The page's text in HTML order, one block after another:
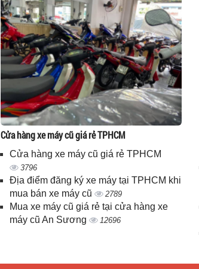
Cửa hàng xe máy cũ giá rẻ TPHCM
Cửa hàng xe máy cũ giá rẻ TPHCM
3796
Địa điểm đăng ký xe máy tại TPHCM khi
mua bán xe máy cũ
2789
Mua xe máy cũ giá rẻ tại cửa hàng xe
máy cũ An Sương
12696